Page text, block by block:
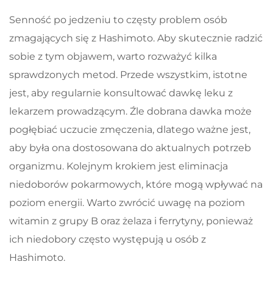
Senność po jedzeniu to częsty problem osób
zmagających się z Hashimoto. Aby skutecznie radzić
sobie z tym objawem, warto rozważyć kilka
sprawdzonych metod. Przede wszystkim, istotne
jest, aby regularnie konsultować dawkę leku z
lekarzem prowadzącym. Źle dobrana dawka może
pogłębiać uczucie zmęczenia, dlatego ważne jest,
aby była ona dostosowana do aktualnych potrzeb
organizmu. Kolejnym krokiem jest eliminacja
niedoborów pokarmowych, które mogą wpływać na
poziom energii. Warto zwrócić uwagę na poziom
witamin z grupy B oraz żelaza i ferrytyny, ponieważ
ich niedobory często występują u osób z
Hashimoto.